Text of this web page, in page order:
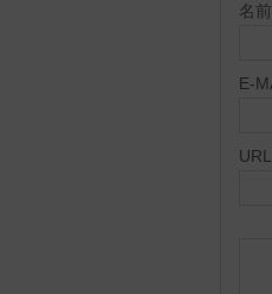
名
E-
URL